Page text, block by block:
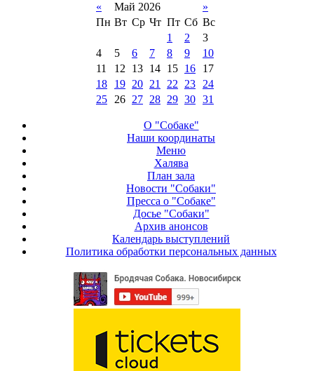
«
Май 2026
»
Пн Вт Ср Чт Пт Сб Вс
1
2
3
4
5 6 7 8 9
10
11
12 13 14 15 16
17
18
19 20 21 22 23
24
25
26 27 28 29 30 31
О "Собаке"
Наши координаты
Меню
Халява
План зала
Новости "Собаки"
Пресса о "Собаке"
Досье "Собаки"
Архив анонсов
Календарь выступлений
Политика обработки персональных данных